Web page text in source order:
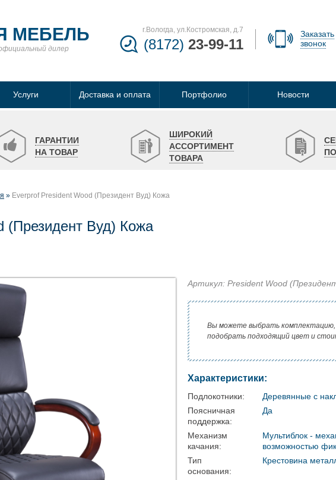
МЕБЕЛЬ
дилер
г.Вологда, ул.Костромская, д.7
(8172) 23-99-11
Заказать
звонок
Услуги Доставка и оплата Портфолио Новости
ГАРАНТИИ
НА ТОВАР
ШИРОКИЙ
АССОРТИМЕНТ
ТОВАРА
Everprof President Wood (Президент Вуд) Кожа
(Президент Вуд) Кожа
Артикул: President Wood
Вы можете выбрать комплектацию,
подобрать подходящий цвет и
Характеристики:
Подлокотники:
Деревянные с
Поясничная
поддержка:
Да
Механизм
качания:
Мультиблок -
возможностью
Тип
основания:
Крестовина